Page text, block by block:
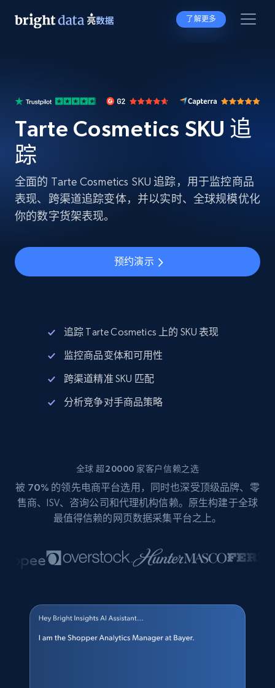
了解更多
Tarte Cosmetics SKU 追
踪
全面的 Tarte Cosmetics SKU 追踪，用于监控商品
表现、跨渠道追踪变体，并以实时、全球规模优化
你的数字货架表现。
预约演示
追踪 Tarte Cosmetics 上的 SKU 表现
监控商品变体和可用性
跨渠道精准 SKU 匹配
分析竞争对手商品策略
全球 超20000 家客户信赖之选
被 70% 的领先电商平台选用，同时也深受顶级品牌、零
售商、ISV、咨询公司和代理机构信赖。原生构建于全球
最值得信赖的网页数据采集平台之上。